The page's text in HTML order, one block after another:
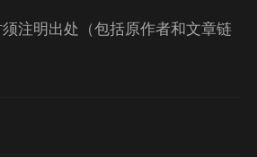
注明出处（包括原作者和文章链